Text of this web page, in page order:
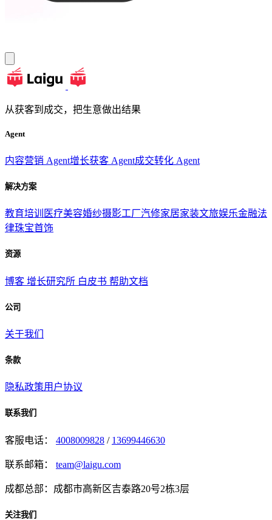
从获客到成交，把生意做出结果
Agent
内容营销 Agent增长获客 Agent成交转化 Agent
解决方案
教育培训 医疗美容婚纱摄影工厂汽修家居家装文旅娱乐金融法
律珠宝首饰
资源
博客 增长研究所 白皮书 帮助文档
公司
关于我们
条款
隐私政策用户协议
联系我们
客服电话： 4008009828 / 13699446630
联系邮箱： team@laigu.com
成都总部：成都市高新区吉泰路20号2栋3层
关注我们